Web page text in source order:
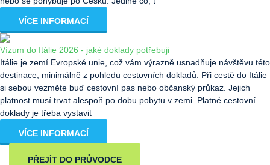
VÍCE INFORMACÍ
Vízum do Itálie 2026 - jaké doklady potřebuji
Itálie je zemí Evropské unie, což vám výrazně usnadňuje návštěvu této
destinace, minimálně z pohledu cestovních dokladů. Při cestě do Itálie
si sebou vezměte buď cestovní pas nebo občanský průkaz. Jejich
platnost musí trvat alespoň po dobu pobytu v zemi. Platné cestovní
doklady je třeba vystavit
VÍCE INFORMACÍ
PŘEJÍT DO PRŮVODCE